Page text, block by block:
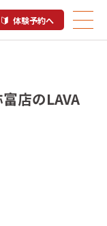
体験予約へ
店のLAVA